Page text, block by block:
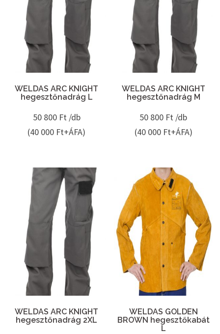
WELDAS ARC KNIGHT
hegesztőnadrág L
50 800 Ft /db
(40 000 Ft+ÁFA)
WELDAS ARC KNIGHT
hegesztőnadrág M
50 800 Ft /db
(40 000 Ft+ÁFA)
WELDAS ARC KNIGHT
hegesztőnadrág 2XL
WELDAS GOLDEN
BROWN hegesztőkabát
L